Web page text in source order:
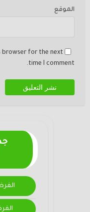
الموقع
browser for the next
time I comment.
الفرض 4-المرحلة
الفرض 3-